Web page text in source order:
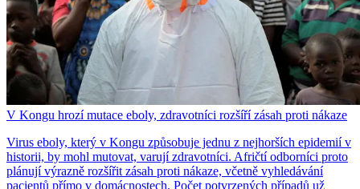
V Kongu hrozí mutace eboly, zdravotníci rozšíří zásah proti nákaze
Virus eboly, který v Kongu způsobuje jednu z nejhorších epidemií v
historii, by mohl mutovat, varují zdravotníci. Afričtí odborníci proto
plánují výrazně rozšířit zásah proti nákaze, včetně vyhledávání
pacientů přímo v domácnostech. Počet potvrzených případů už